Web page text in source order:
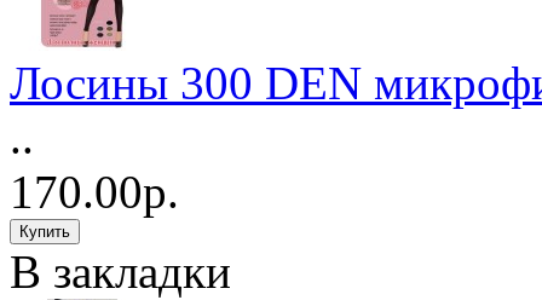
Лосины 300 DEN
..
170.00р.
В закладки